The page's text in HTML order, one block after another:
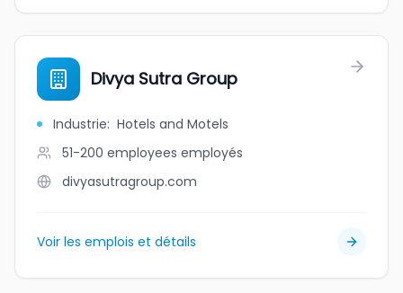
Divya Sutra Group
Industrie: Hotels and Motels
51-200 employees employés
divyasutragroup.com
Voir les emplois et détails